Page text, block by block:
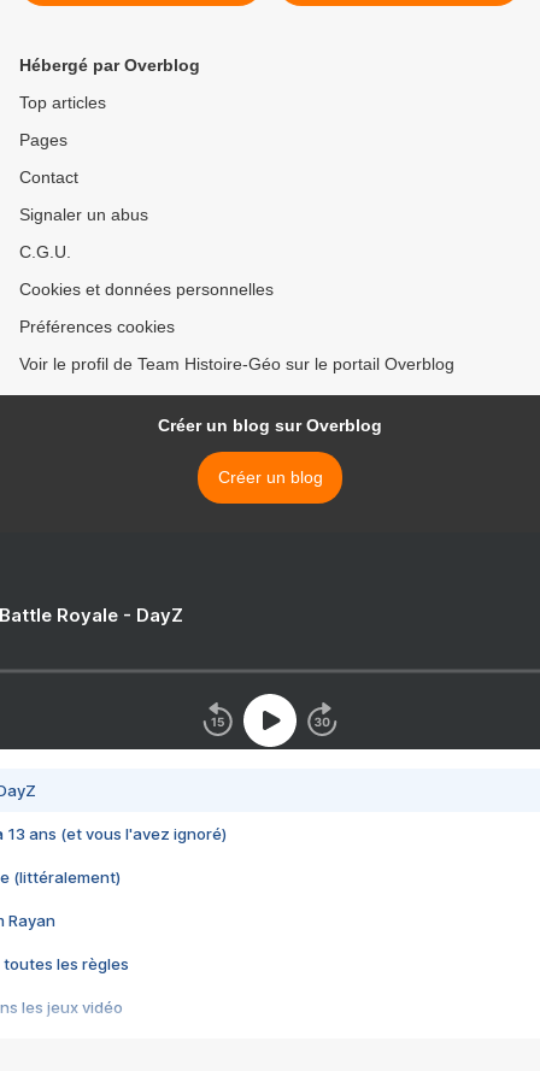
Hébergé par Overblog
Top articles
Pages
Contact
Signaler un abus
C.G.U.
Cookies et données personnelles
Préférences cookies
Voir le profil de Team Histoire-Géo sur le portail Overblog
Créer un blog sur Overblog
Créer un blog
Royale - DayZ
13 ans (et vous l'avez ignoré)
(littéralement)
Rayan
toutes les règles
les jeux vidéo